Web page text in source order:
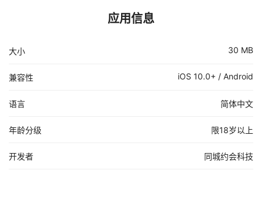
应用信息
大小 30 MB
兼容性 iOS 10.0+ / Android
语言 简体中文
年龄分级 限18岁以上
开发者 同城约会科技